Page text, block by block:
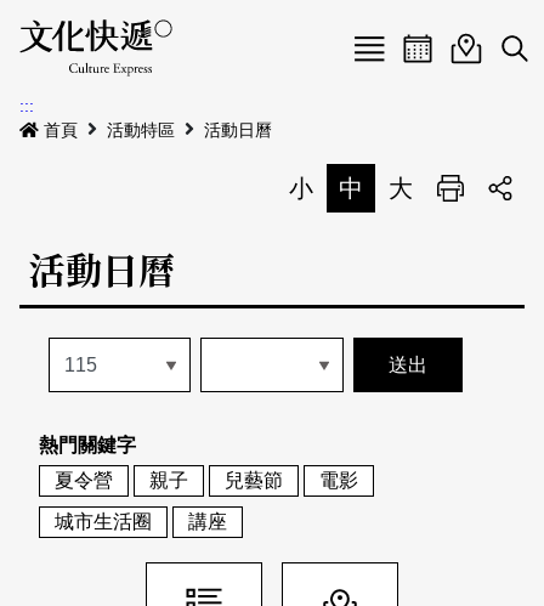
Menu
最新公告
本期專題
歷史專題
活動特區
活動列表
地圖搜尋
關於我們
關於我們
刊物索取地點
會員基本資料
刊登活動
網站導覽 English
日本語 登入/註冊
活動日曆活動地圖
展
:::
首頁
活動特區 活動日曆
小 中 大 列印
活動日曆
熱門關鍵字
夏令營
親子 兒藝節
電影
城市生活圈
講座